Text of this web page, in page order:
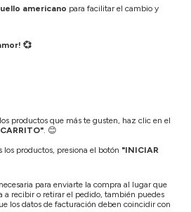
americano para facilitar el cambio y
💞
productos que más te gusten, haz clic en el
😊
los productos, presiona el botón "INICIAR
para enviarte la compra al lugar que
a recibir o retirar el pedido, también puedes
los datos de facturación deben coincidir con